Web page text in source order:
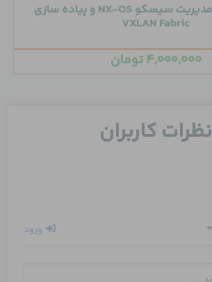
دوره مقدماتی مدیریت سیسکو NX-OS و پیاده سازی
VXLAN Fabric
۴,۰۰۰,۰۰۰تومان
نظرات کاربران
ورود